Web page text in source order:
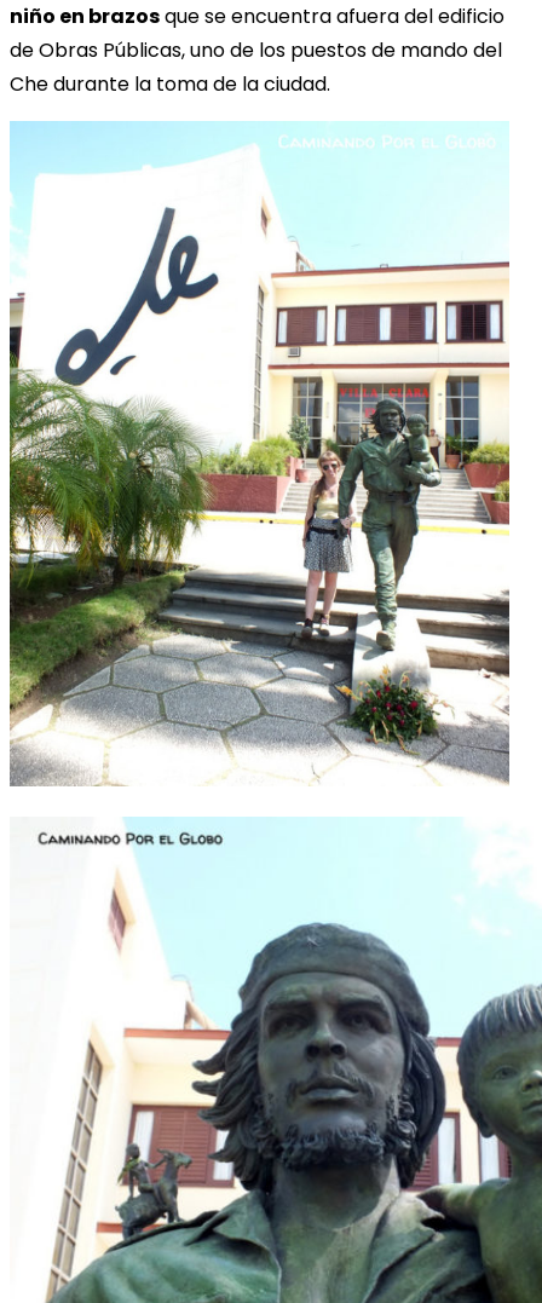
niño en brazosque se encuentra afuera del edificio
de Obras Públicas, uno de los puestos de mando del
Che durante la toma de la ciudad.